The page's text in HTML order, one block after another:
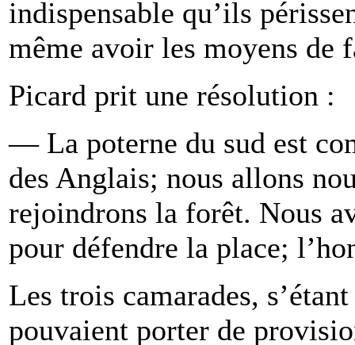
indispensable qu’ils
même avoir les moyens de
Picard prit une résolution :
— La poterne du sud est
des Anglais; nous allons
rejoindrons la forêt. Nous
pour défendre la place;
Les trois camarades,
pouvaient porter de